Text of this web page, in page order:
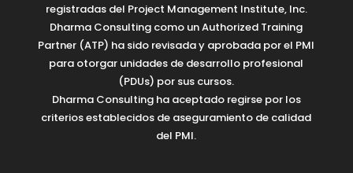
registradas del Project Management Institute, Inc.
Dharma Consulting como un Authorized Training
Partner (ATP) ha sido revisada y aprobada por el PMI
para otorgar unidades de desarrollo profesional
(PDUs) por sus cursos.
Dharma Consulting ha aceptado regirse por los
criterios establecidos de aseguramiento de calidad
del PMI.